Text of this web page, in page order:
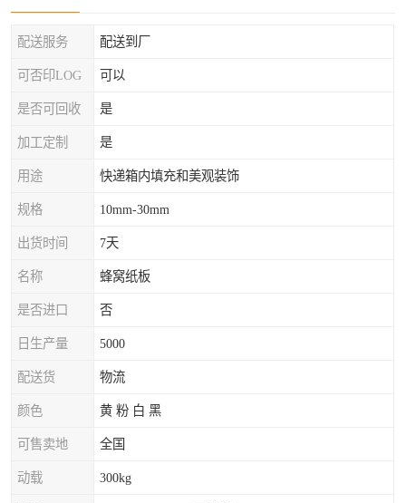
配送服务 配送到厂
可否印LOG 可以
是否可回收 是
加工定制 是
用途 快递箱内填充和美观装饰
规格 10mm-30mm
出货时间 7天
名称 蜂窝纸板
是否进口 否
日生产量 5000
配送货 物流
颜色 黄 粉 白 黑
可售卖地 全国
动载 300kg